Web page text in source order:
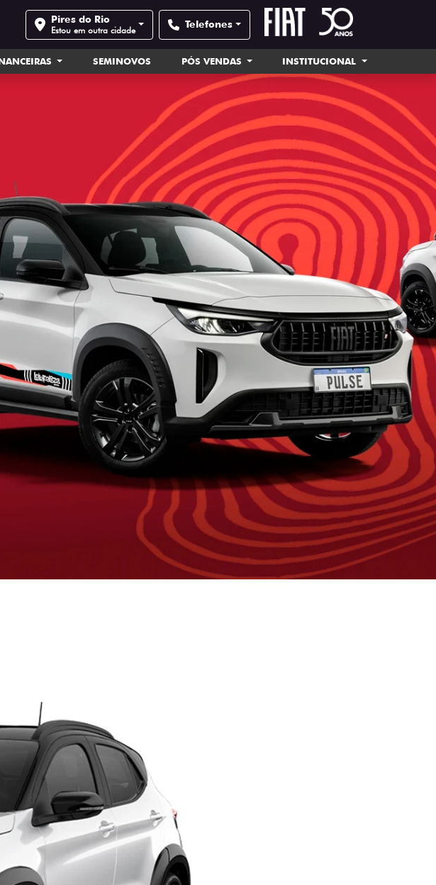
Pires do Rio
Estou em outra cidade Telefones
SEMINOVOS PÓS VENDAS INSTITUCIONAL